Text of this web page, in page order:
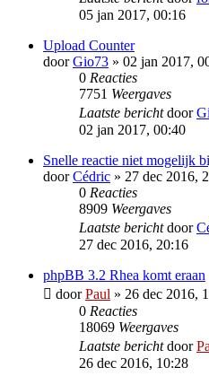
05 jan 2017, 00:16
Upload Counter
doorGio73 » 02 jan 2017,
0 Reacties
7751 Weergaves
Laatste berichtdoor
02 jan 2017, 00:40
Snelle reactie niet mogelijk
doorCédric » 27 dec 2016,
0 Reacties
8909 Weergaves
Laatste berichtdoor
27 dec 2016, 20:16
phpBB 3.2 Rhea komt eraan
doorPaul » 26 dec 2016,
0 Reacties
18069 Weergaves
Laatste berichtdoor
26 dec 2016, 10:28